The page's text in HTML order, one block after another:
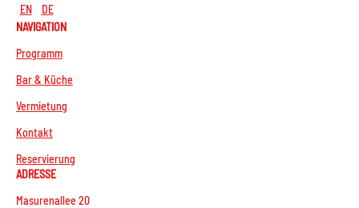
EN
DE
NAVIGATION
Programm
Bar & Küche
Vermietung
Kontakt
Reservierung
ADRESSE
Masurenallee 20